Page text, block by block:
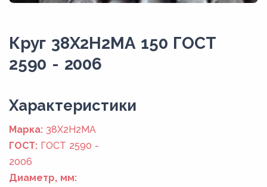
Круг 38Х2Н2МА 150 ГОСТ
2590 - 2006
Xарактеристики
Марка: 38Х2Н2МА
ГОСТ: ГОСТ 2590 -
2006
Диаметр, мм: